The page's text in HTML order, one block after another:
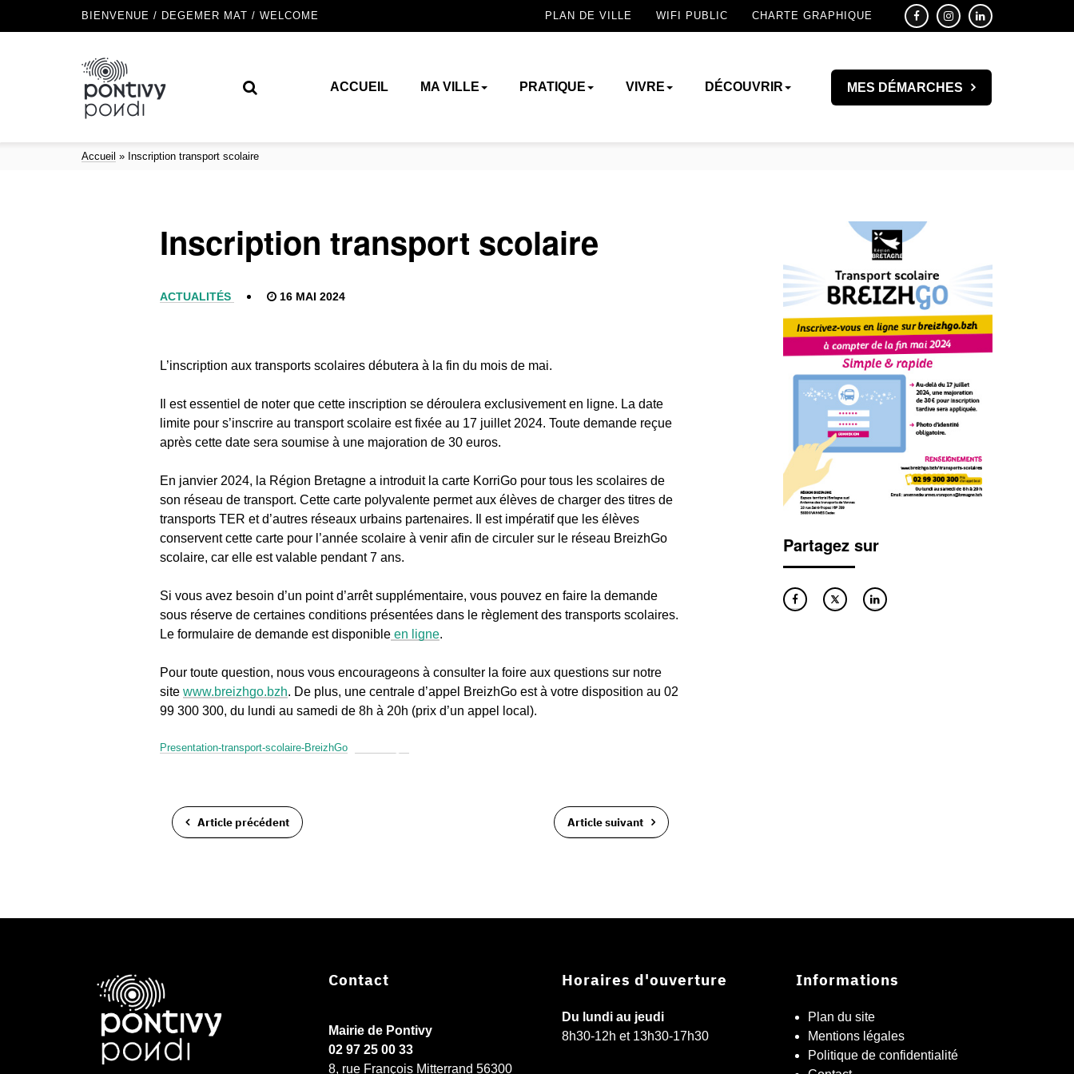
BIENVENUE / DEGEMER MAT / WELCOME PLAN DE VILLE WIFI PUBLIC CHARTE GRAPHIQUE
ACCUEIL MA VILLE PRATIQUE VIVRE DÉCOUVRIR MES DÉMARCHES
Accueil » Inscription transport scolaire
Inscription transport scolaire
ACTUALITÉS 16 MAI 2024
L’inscription aux transports scolaires débutera à la fin du mois de mai.
Il est essentiel de noter que cette inscription se déroulera exclusivement en ligne. La date
limite pour s’inscrire au transport scolaire est fixée au 17 juillet 2024. Toute demande reçue
après cette date sera soumise à une majoration de 30 euros.
En janvier 2024, la Région Bretagne a introduit la carte KorriGo pour tous les scolaires de
son réseau de transport. Cette carte polyvalente permet aux élèves de charger des titres de
transports TER et d’autres réseaux urbains partenaires. Il est impératif que les élèves
conservent cette carte pour l’année scolaire à venir afin de circuler sur le réseau BreizhGo
scolaire, car elle est valable pendant 7 ans.
Si vous avez besoin d’un point d’arrêt supplémentaire, vous pouvez en faire la demande
sous réserve de certaines conditions présentées dans le règlement des transports scolaires.
Le formulaire de demande est disponibleen ligne.
Pour toute question, nous vous encourageons à consulter la foire aux questions sur notre
site www.breizhgo.bzh. De plus, une centrale d’appel BreizhGo est à votre disposition au 02
99 300 300, du lundi au samedi de 8h à 20h (prix d’un appel local).
Presentation-transport-scolaire-BreizhGo
Article précédent Article suivant
Partagez sur
Contact
Mairie de Pontivy
02 97 25 00 33
8, rue François Mitterrand 56300
Horaires d'ouverture
Du lundi au jeudi
8h30-12h et 13h30-17h30
Informations
Plan du site
Mentions légales
Politique de confidentialité